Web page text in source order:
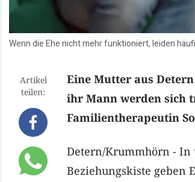
Wenn die Ehe nicht mehr funktioniert, leiden
Artikel
teilen:
Eine Mutter aus
ihr Mann werden sich
Familientherapeutin
Detern/Krummhörn - In
Beziehungskiste geben